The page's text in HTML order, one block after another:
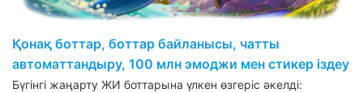
Қонақ боттар, боттар байланысы, чатты
автоматтандыру, 100 млн эмоджи мен стикер іздеу
Бүгінгі жаңарту ЖИ боттарына үлкен өзгеріс әкелді: